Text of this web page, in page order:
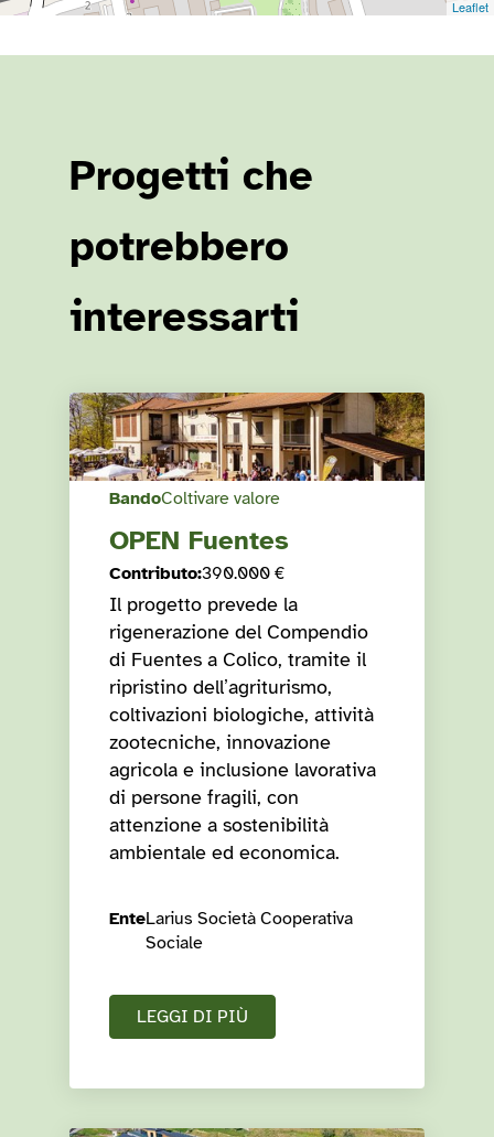
Leaflet
Progetti che
potrebbero
interessarti
BandoColtivare valore
OPEN Fuentes
Contributo:390.000 €
Il progetto prevede la
rigenerazione del Compendio
di Fuentes a Colico, tramite il
ripristino dell’agriturismo,
coltivazioni biologiche, attività
zootecniche, innovazione
agricola e inclusione lavorativa
di persone fragili, con
attenzione a sostenibilità
ambientale ed economica.
EnteLarius Società Cooperativa
Sociale
LEGGI DI PIÙ